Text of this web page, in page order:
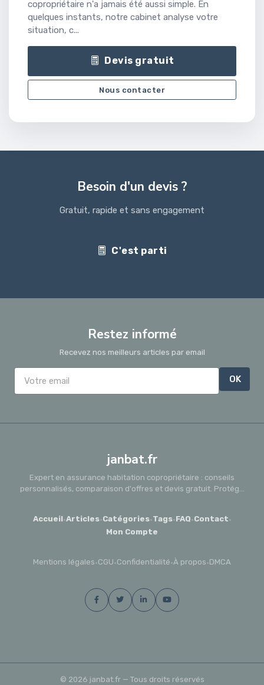
copropriétaire n'a jamais été aussi simple. En
quelques instants, notre cabinet analyse votre
situation, c...
Devis gratuit
Nous contacter
Besoin d'un devis ?
Gratuit, rapide et sans engagement
C'est parti
Restez informé
Recevez nos meilleurs articles par email
OK
janbat.fr
Expert en assurance habitation copropriétaire : conseils
personnalisés, comparaison d'offres et devis gratuit. Protég...
Accueil·Articles·Catégories·Tags·FAQ·Contact·
Mon Compte
Mentions légales·CGU·Confidentialité·À propos·DMCA
© 2026 janbat.fr — Tous droits réservés